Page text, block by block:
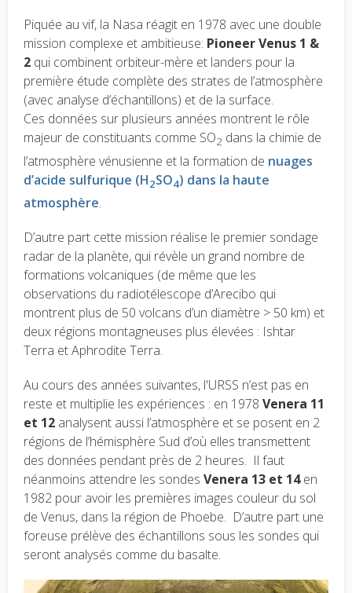
Piquée au vif, la Nasa réagit en 1978 avec une double
mission complexe et ambitieuse: Pioneer Venus 1 &
2 qui combinent orbiteur-mère et landers pour la
première étude complète des strates de l’atmosphère
(avec analyse d’échantillons) et de la surface.
Ces données sur plusieurs années montrent le rôle
majeur de constituants comme SO2 dans la chimie de
l’atmosphère vénusienne et la formation de nuages
d’acide sulfurique (H2SO4) dans la haute
atmosphère.
D’autre part cette mission réalise le premier sondage
radar de la planète, qui révèle un grand nombre de
formations volcaniques (de même que les
observations du radiotélescope d’Arecibo qui
montrent plus de 50 volcans d’un diamètre > 50 km) et
deux régions montagneuses plus élevées : Ishtar
Terra etAphrodite Terra.
Au cours des années suivantes, l'URSS n’est pas en
reste et multiplie les expériences : en 1978 Venera 11
et 12 analysent aussi l’atmosphère et se posent en 2
régions de l’hémisphère Sud d’où elles transmettent
des données pendant près de 2 heures. Il faut
néanmoins attendre les sondes Venera 13 et 14en
1982 pour avoir les premières images couleur du sol
de Venus, dans la région de Phoebe. D’autre part une
foreuse prélève des échantillons sous les sondes qui
seront analysés comme du basalte.